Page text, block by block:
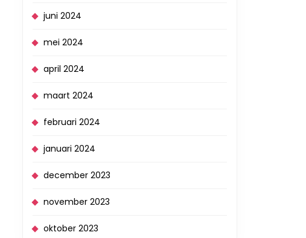
juni 2024
mei 2024
april 2024
maart 2024
februari 2024
januari 2024
december 2023
november 2023
oktober 2023